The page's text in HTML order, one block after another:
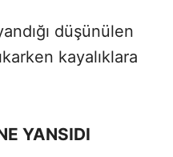
düşünülen
kayalıklara
YANSIDI